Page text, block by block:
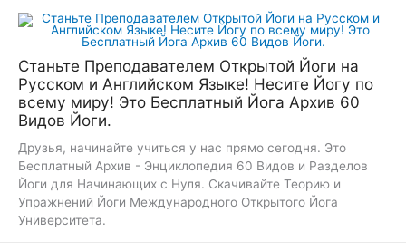
Перейти
Станьте Преподавателем Открытой Йоги на
Русском и Английском Языке! Несите Йогу по
всему миру! Это Бесплатный Йога Архив 60
Видов Йоги.
Друзья, начинайте учиться у нас прямо сегодня. Это
Бесплатный Архив - Энциклопедия 60 Видов и Разделов
Йоги для Начинающих с Нуля. Скачивайте Теорию и
Упражнений Йоги Международного Открытого Йога
Университета.